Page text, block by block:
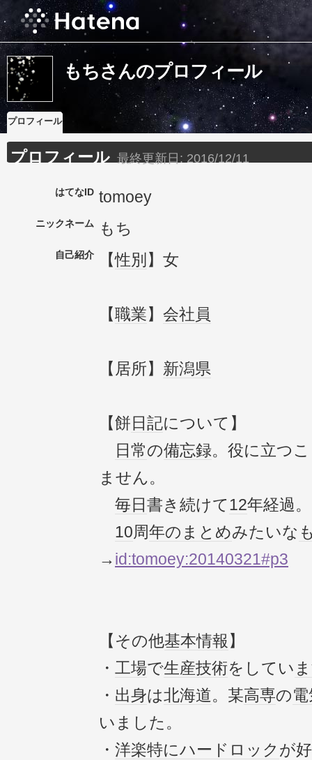
もちさんのプロフィール
プロフィール
プロフィール 最終更新日: 2016/12/11
はてなID tomoey
ニックネーム もち
自己紹介 【性別 】女
【職業】 会社員
【居所】 新潟県
【餅 日記について】
日常の備忘録。役に立つ
ません。
毎日書き続けて12年経過。
10周年のまとめみたいな
→id:tomoey:20140321#p3
【その他基本情報 】
・ 工場で生産技術をしてい
・ 出身は北海道。某高専の
いました。
・ 洋楽特にハードロック が